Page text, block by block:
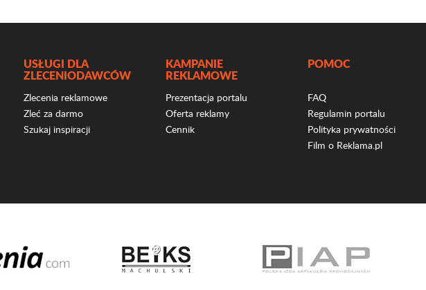
USŁUGI DLA
ZLECENIODAWCÓW
Zlecenia reklamowe
Zleć za darmo
Szukaj inspiracji
KAMPANIE
REKLAMOWE
Prezentacja portalu
Oferta reklamy
Cennik
POMOC
FAQ
Regulamin portalu
Polityka prywatności
Film o Reklama.pl